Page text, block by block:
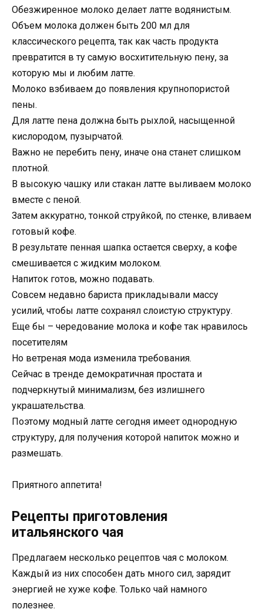
Обезжиренное молоко делает латте водянистым.
Объем молока должен быть 200 мл для
классического рецепта, так как часть продукта
превратится в ту самую восхитительную пену, за
которую мы и любим латте.
Молоко взбиваем до появления крупнопористой
пены.
Для латте пена должна быть рыхлой, насыщенной
кислородом, пузырчатой.
Важно не перебить пену, иначе она станет слишком
плотной.
В высокую чашку или стакан латте выливаем молоко
вместе с пеной.
Затем аккуратно, тонкой струйкой, по стенке, вливаем
готовый кофе.
В результате пенная шапка остается сверху, а кофе
смешивается с жидким молоком.
Напиток готов, можно подавать.
Совсем недавно бариста прикладывали массу
усилий, чтобы латте сохранял слоистую структуру.
Еще бы – чередование молока и кофе так нравилось
посетителям
Но ветреная мода изменила требования.
Сейчас в тренде демократичная простата и
подчеркнутый минимализм, без излишнего
украшательства.
Поэтому модный латте сегодня имеет однородную
структуру, для получения которой напиток можно и
размешать.
Приятного аппетита!
Рецепты приготовления
итальянского чая
Предлагаем несколько рецептов чая с молоком.
Каждый из них способен дать много сил, зарядит
энергией не хуже кофе. Только чай намного
полезнее.